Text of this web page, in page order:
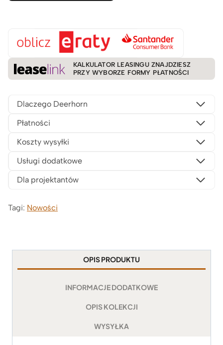
KALKULATOR LEASINGU ZNAJDZIESZ
PRZY WYBORZE FORMY PŁATNOŚCI
Dlaczego Deerhorn
Płatności
Koszty wysyłki
Usługi dodatkowe
Dla projektantów
Tagi: Nowości
OPIS PRODUKTU
INFORMACJE DODATKOWE
OPIS KOLEKCJI
WYSYŁKA